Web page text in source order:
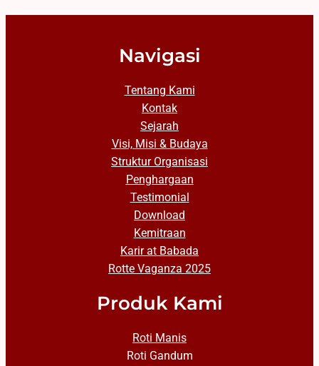
Navigasi
Tentang Kami
Kontak
Sejarah
Visi, Misi & Budaya
Struktur Organisasi
Penghargaan
Testimonial
Download
Kemitraan
Karir at Babada
Rotte Vaganza 2025
Produk Kami
Roti Manis
Roti Gandum